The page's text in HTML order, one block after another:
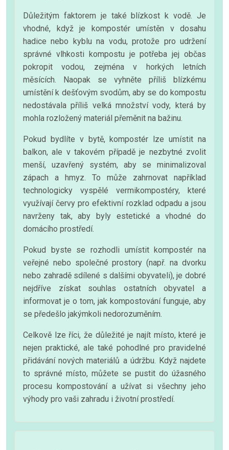
Důležitým faktorem je také blízkost k vodě. Je
vhodné, když je kompostér umístěn v dosahu
hadice nebo kyblu na vodu, protože pro udržení
správné vlhkosti kompostu je potřeba jej občas
pokropit vodou, zejména v horkých letních
měsících. Naopak se vyhněte příliš blízkému
umístění k dešťovým svodům, aby se do kompostu
nedostávala příliš velká množství vody, která by
mohla rozložený materiál přeměnit na bažinu.
Pokud bydlíte v bytě, kompostér lze umístit na
balkon, ale v takovém případě je nezbytné zvolit
menší, uzavřený systém, aby se minimalizoval
zápach a hmyz. To může zahrnovat například
technologicky vyspělé vermikompostéry, které
využívají červy pro efektivní rozklad odpadu a jsou
navrženy tak, aby byly estetické a vhodné do
domácího prostředí.
Pokud byste se rozhodli umístit kompostér na
veřejné nebo společné prostory (např. na dvorku
nebo zahradě sdílené s dalšími obyvateli), je dobré
nejdříve získat souhlas ostatních obyvatel a
informovat je o tom, jak kompostování funguje, aby
se předešlo jakýmkoli nedorozuměním.
Celkově lze říci, že důležité je najít místo, které je
nejen praktické, ale také pohodlné pro pravidelné
přidávání nových materiálů a údržbu. Když najdete
to správné místo, můžete se pustit do úžasného
procesu kompostování a užívat si všechny jeho
výhody pro vaši zahradu i životní prostředí.